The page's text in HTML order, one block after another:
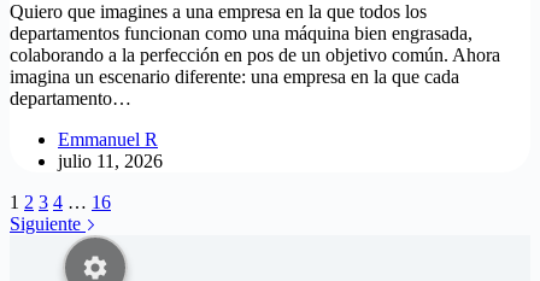
Quiero que imagines a una empresa en la que todos los
departamentos funcionan como una máquina bien engrasada,
colaborando a la perfección en pos de un objetivo común. Ahora
imagina un escenario diferente: una empresa en la que cada
departamento…
Emmanuel R
julio 11, 2026
1 2 3 4 … 16
Siguiente